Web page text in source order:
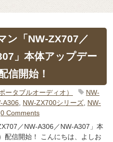
ン「NW-ZX707／
」本体アップデー
信開始！
ータブルオーディオ）
NW-
A306 NW-ZX700シリーズ, NW-
0 Comments
／NW-A306／NW-A307」本
配信開始！ こんにちは、よしお